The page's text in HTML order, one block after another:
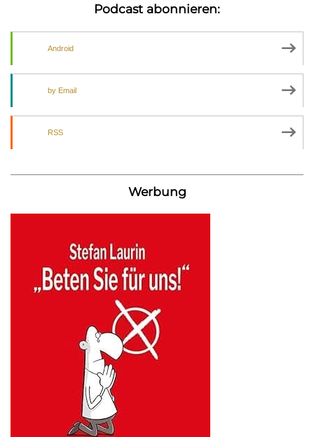
Podcast abonnieren:
Android
by Email
RSS
Werbung